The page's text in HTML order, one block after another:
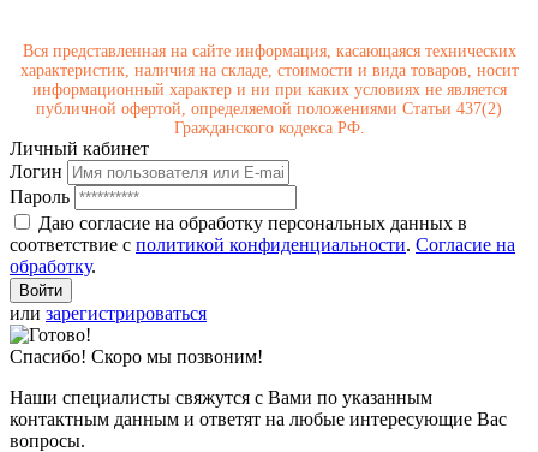
Вся представленная на сайте информация, касающаяся технических
характеристик, наличия на складе, стоимости и вида товаров, носит
информационный характер и ни при каких условиях не является
публичной офертой, определяемой положениями Статьи 437(2)
Гражданского кодекса РФ.
Личный кабинет
Логин
Пароль
Даю согласие на обработку персональных данных в
соответствие с политикой конфиденциальности. Согласие на
обработку.
или зарегистрироваться
Спасибо! Скоро мы позвоним!
Наши специалисты свяжутся с Вами по указанным
контактным данным и ответят на любые интересующие Вас
вопросы.